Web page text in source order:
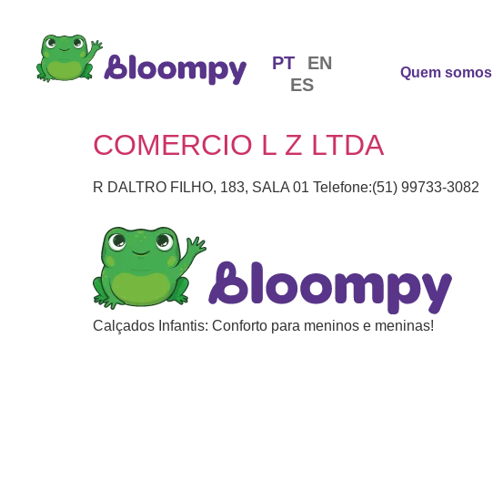
PT
EN
ES
Quem somos
COMERCIO L Z LTDA
R DALTRO FILHO, 183, SALA 01 Telefone:(51) 99733-3082
Calçados Infantis: Conforto para meninos e meninas!